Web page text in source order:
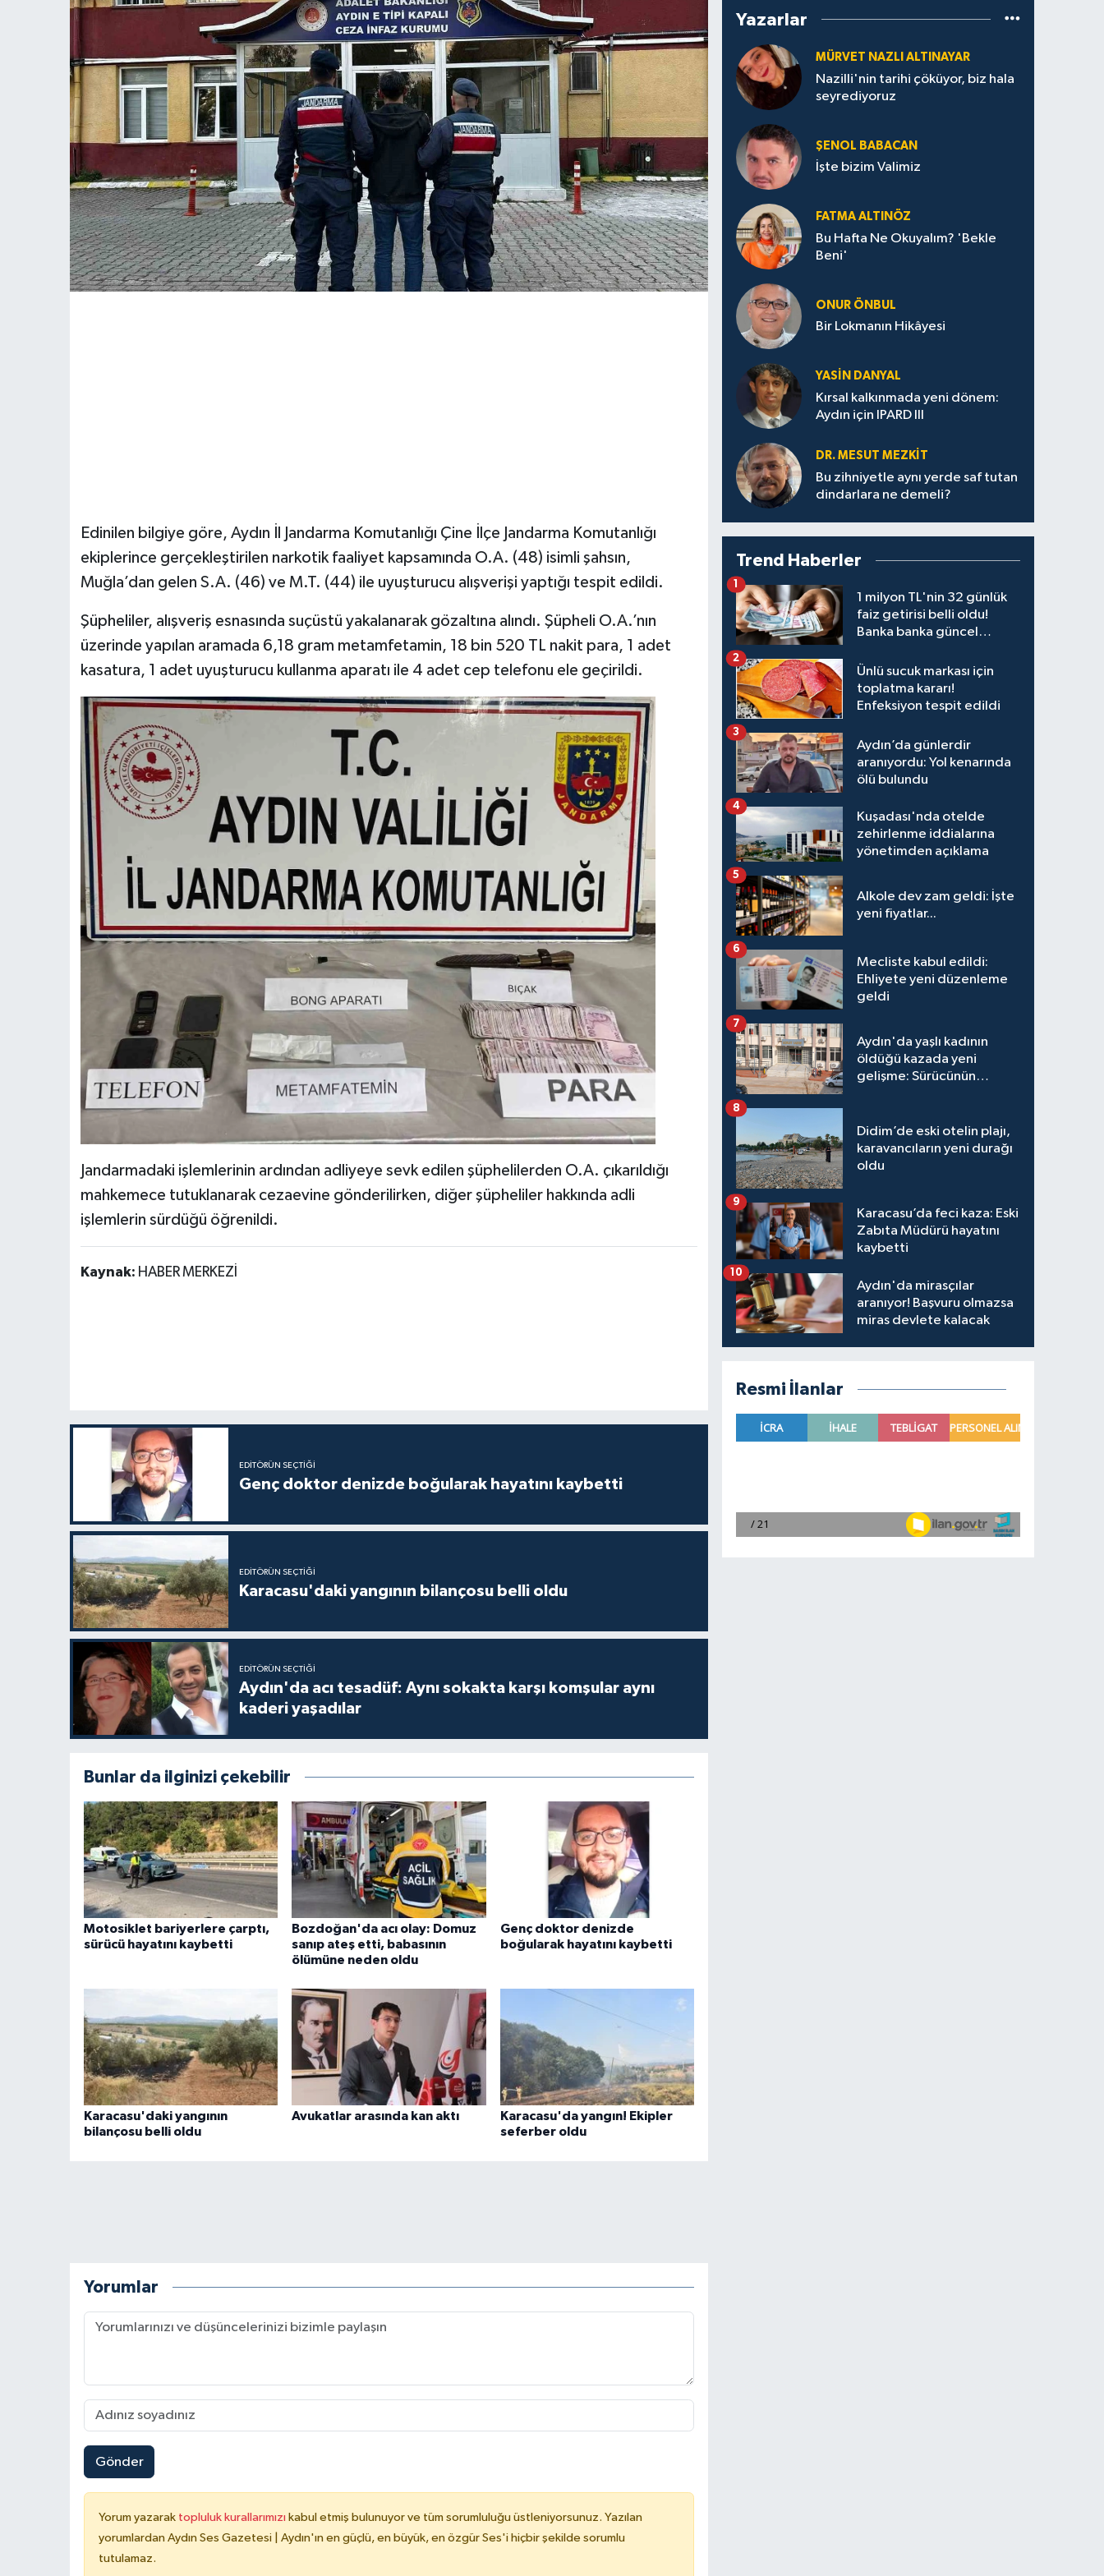
Edinilen bilgiye göre, Aydın İl Jandarma Komutanlığı Çine İlçe Jandarma Komutanlığı
ekiplerince gerçekleştirilen narkotik faaliyet kapsamında O.A. (48) isimli şahsın,
Muğla’dan gelen S.A. (46) ve M.T. (44) ile uyuşturucu alışverişi yaptığı tespit edildi.
Şüpheliler, alışveriş esnasında suçüstü yakalanarak gözaltına alındı. Şüpheli O.A.’nın
üzerinde yapılan aramada 6,18 gram metamfetamin, 18 bin 520 TL nakit para, 1 adet
kasatura, 1 adet uyuşturucu kullanma aparatı ile 4 adet cep telefonu ele geçirildi.
Jandarmadaki işlemlerinin ardından adliyeye sevk edilen şüphelilerden O.A. çıkarıldığı
mahkemece tutuklanarak cezaevine gönderilirken, diğer şüpheliler hakkında adli
işlemlerin sürdüğü öğrenildi.
Kaynak: HABER MERKEZİ
EDITÖRÜN SEÇTIĞI
Genç doktor denizde boğularak hayatını kaybetti
EDITÖRÜN SEÇTIĞI
Karacasu'daki yangının bilançosu belli oldu
EDITÖRÜN SEÇTIĞI
Aydın'da acı tesadüf: Aynı sokakta karşı komşular aynı
kaderi yaşadılar
Bunlar da ilginizi çekebilir
Motosiklet bariyerlere çarptı,
sürücü hayatını kaybetti
Bozdoğan'da acı olay: Domuz
sanıp ateş etti, babasının
ölümüne neden oldu
Genç doktor denizde
boğularak hayatını kaybetti
Karacasu'daki yangının
bilançosu belli oldu
Avukatlar arasında kan aktı
Karacasu'da yangın! Ekipler
seferber oldu
Yorumlar
Gönder
Yorum yazarak topluluk kurallarımızı kabul etmiş bulunuyor ve tüm sorumluluğu üstleniyorsunuz. Yazılan
yorumlardan Aydın Ses Gazetesi | Aydın'ın en güçlü, en büyük, en özgür Ses'i hiçbir şekilde sorumlu
tutulamaz.
Yazarlar
MÜRVET NAZLI ALTINAYAR
Nazilli'nin tarihi çöküyor, biz hala
seyrediyoruz
ŞENOL BABACAN
İşte bizim Valimiz
FATMA ALTINÖZ
Bu Hafta Ne Okuyalım? 'Bekle
Beni'
ONUR ÖNBUL
Bir Lokmanın Hikâyesi
YASIN DANYAL
Kırsal kalkınmada yeni dönem:
Aydın için IPARD III
DR. MESUT MEZKIT
Bu zihniyetle aynı yerde saf tutan
dindarlara ne demeli?
Trend Haberler
1 milyon TL'nin 32 günlük
faiz getirisi belli oldu!
Banka banka güncel
1
Ünlü sucuk markası için
toplatma kararı!
Enfeksiyon tespit edildi
2
Aydın’da günlerdir
aranıyordu: Yol kenarında
ölü bulundu
3
Kuşadası'nda otelde
zehirlenme iddialarına
yönetimden açıklama
4
Alkole dev zam geldi: İşte
yeni fiyatlar...
5
Mecliste kabul edildi:
Ehliyete yeni düzenleme
geldi
6
Aydın'da yaşlı kadının
öldüğü kazada yeni
gelişme: Sürücünün
7
Didim’de eski otelin plajı,
karavancıların yeni durağı
oldu
8
Karacasu’da feci kaza: Eski
Zabıta Müdürü hayatını
kaybetti
9
Aydın'da mirasçılar
aranıyor! Başvuru olmazsa
miras devlete kalacak
10
Resmi İlanlar